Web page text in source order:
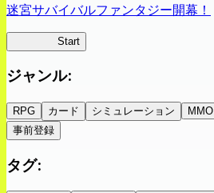
迷宮サバイバルファンタジー開幕！
Start
ジャンル:
RPG カード シミュレーション MMO
事前登録
タグ: